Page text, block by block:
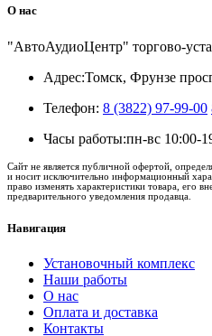
О нас
"АвтоАудиоЦентр" торгово-
Адрес:Томск, Фрунзе
Телефон: 8 (3822) 97-99-00
Часы работы:пн-вс 10:00-
Сайт не является публичной офертой,
и носит исключительно информационный
право изменять характеристики товара, его
предварительного уведомления продавца.
Навигация
Установочный комплекс
Наши работы
О нас
Оплата и доставка
Контакты